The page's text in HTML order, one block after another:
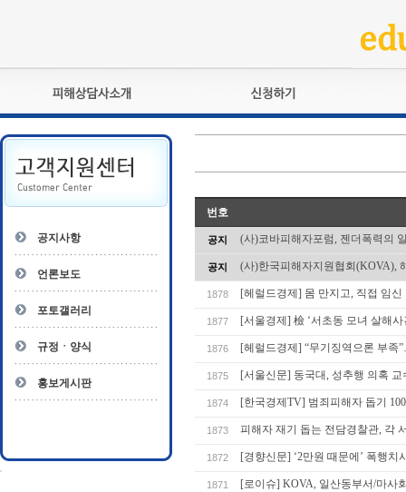
피해상담사란?
자격관리규정
상담사 자격증 확인
- 피해상담사 1급
- 전문수련감독자
- 전문수련기관
교육훈련
자격심사
자격복원
공지사항
언론보도
포토갤러리
규정ㆍ양식
홍보게시판
번호
공지 (사)코바피해자포럼, 젠더폭력의
공지 (사)한국피해자지원협회(KOVA),
1878 [헤럴드경제] 몸 만지고, 직접 임
1877 [서울경제] 檢 ‘서초동 모녀 살해
1876 [헤럴드경제] “무기징역으론 부족
1875 [서울신문] 동국대, 성추행 의혹
1874 [한국경제TV] 범죄피해자 돕기
1873 피해자 재기 돕는 전담경찰관, 각
1872 [경향신문] ‘2만원 때문에’ 폭행치
1871 [로이슈] KOVA, 일산동부서/마사